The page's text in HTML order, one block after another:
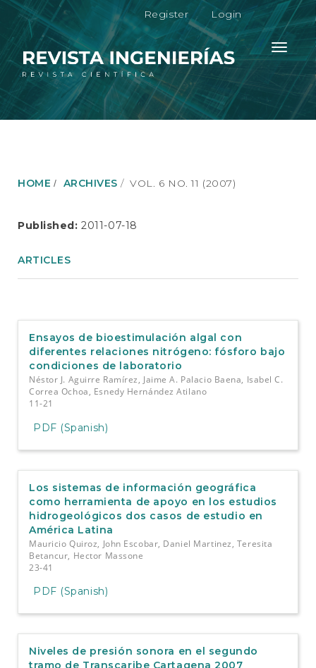
M
a
n
N
a
g
n
i
C
Register Login
Toggle
HOME ARCHIVES VOL. 6 NO. 11 (2007)
Published:2011-07-18
ARTICLES
Ensayos de bioestimulación algal con
diferentes relaciones nitrógeno: fósforo bajo
condiciones de laboratorio
Néstor J. Aguirre Ramírez, Jaime A. Palacio Baena, Isabel C.
Correa Ochoa, Esnedy Hernández Atilano
11-21
PDF (Spanish)
Los sistemas de información geográfica
como herramienta de apoyo en los estudios
hidrogeológicos dos casos de estudio en
América Latina
Mauricio Quiroz, John Escobar, Daniel Martinez, Teresita
Betancur, Hector Massone
23-41
PDF (Spanish)
Niveles de presión sonora en el segundo
tramo de Transcaribe Cartagena 2007